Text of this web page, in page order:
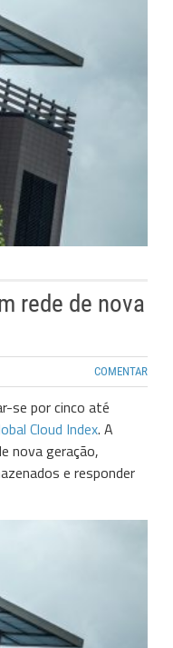
rede de nova
COMENTAR
se por cinco até
Cloud Index. A
nova geração,
e responder